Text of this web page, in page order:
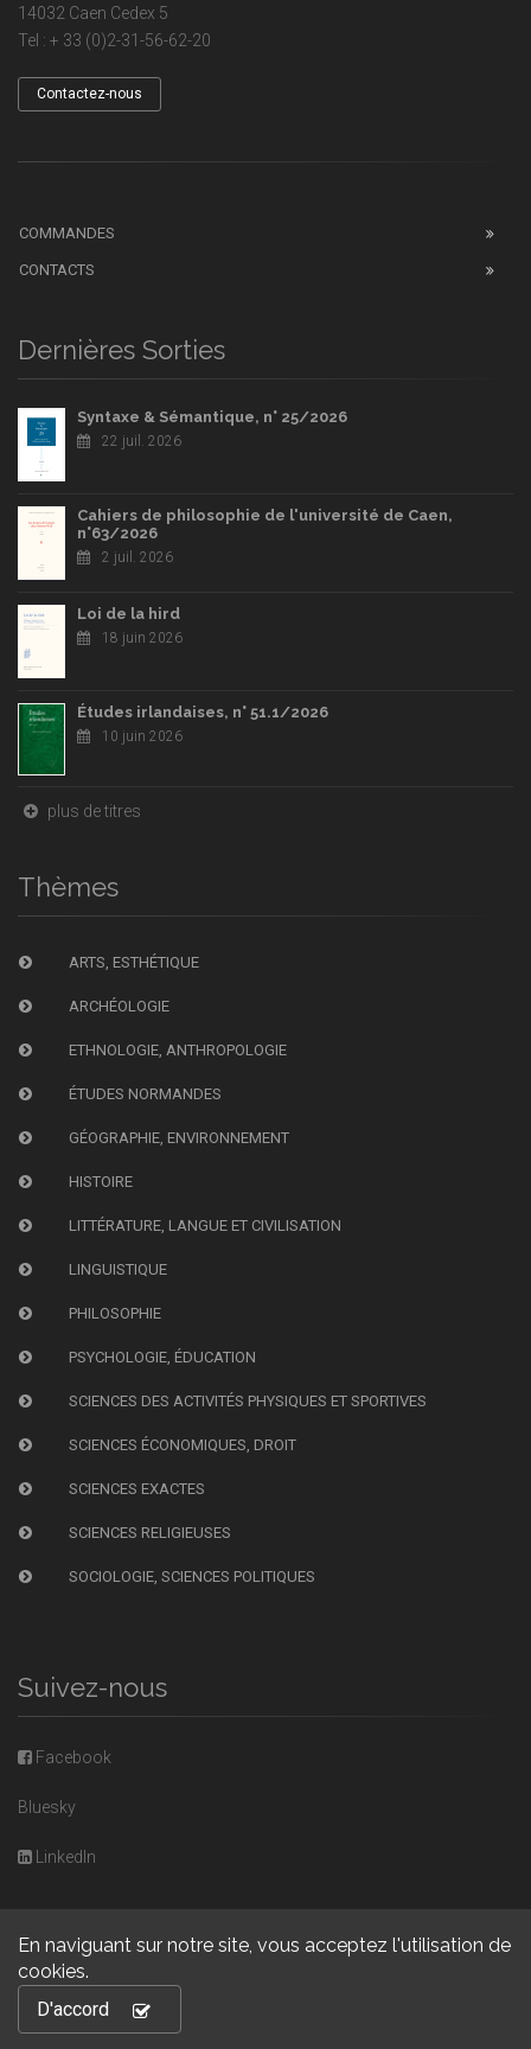
En naviguant sur notre site, vous acceptez l'utilisation de
cookies.
D'accord
14032 Caen Cedex 5
Tel : + 33 (0)2-31-56-62-20
Contactez-nous
COMMANDES
CONTACTS
Dernières Sorties
Syntaxe & Sémantique, n° 25/2026
22 juil. 2026
Cahiers de philosophie de l'université de Caen,
n°63/2026
2 juil. 2026
Loi de la hird
18 juin 2026
Études irlandaises, n° 51.1/2026
10 juin 2026
plus de titres
Thèmes
ARTS, ESTHÉTIQUE
ARCHÉOLOGIE
ETHNOLOGIE, ANTHROPOLOGIE
ÉTUDES NORMANDES
GÉOGRAPHIE, ENVIRONNEMENT
HISTOIRE
LITTÉRATURE, LANGUE ET CIVILISATION
LINGUISTIQUE
PHILOSOPHIE
PSYCHOLOGIE, ÉDUCATION
SCIENCES DES ACTIVITÉS PHYSIQUES ET SPORTIVES
SCIENCES ÉCONOMIQUES, DROIT
SCIENCES EXACTES
SCIENCES RELIGIEUSES
SOCIOLOGIE, SCIENCES POLITIQUES
Suivez-nous
Facebook
Bluesky
LinkedIn